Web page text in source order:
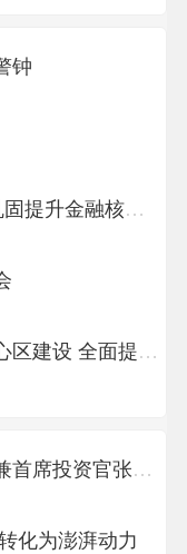
钟
“血脉”活 “肌体”强 渝中着力巩固提升金融核心区地位
大力推进国际消费中心城市核心区建设 全面提升品牌集聚度时尚引领度消费贡献度
黄玉林会见光大控股执行董事兼首席投资官张明翱
化为澎湃动力